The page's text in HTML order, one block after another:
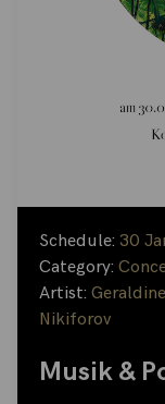
Schedule: 30
Category:
Artist:
Nikiforov
Musik &